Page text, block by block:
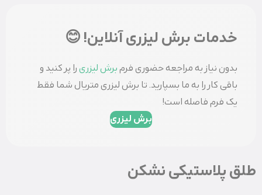
خدمات برش لیزری آنلاین! 😊
بدون نیاز به مراجعه حضوری فرمبرش لیزریرا پر کنید و
باقی کار را به ما بسپارید. تا برش لیزری متریال شما فقط
یک فرم فاصله است!
برش لیزری
طلق پلاستیکی نشکن